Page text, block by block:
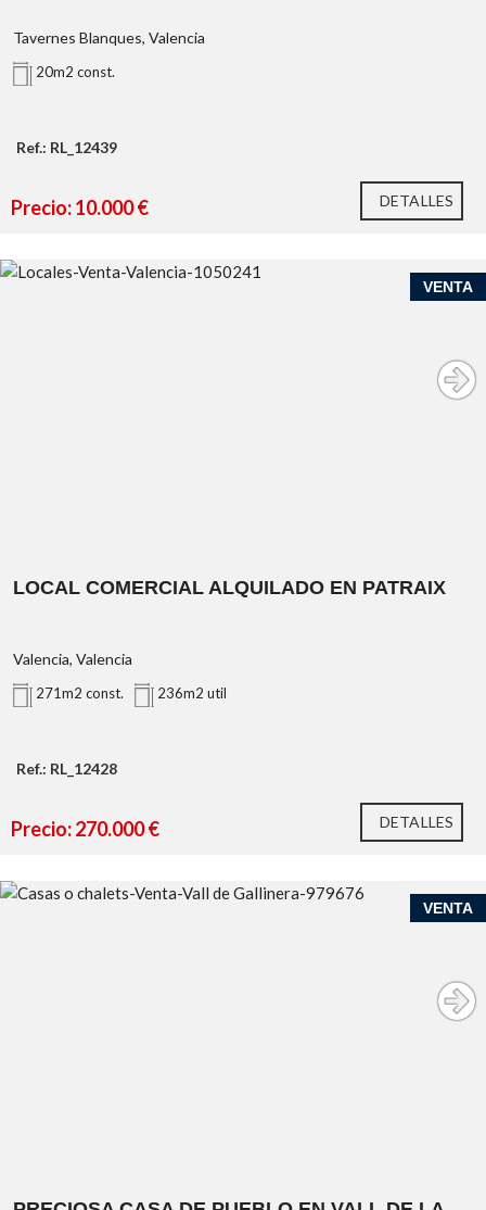
Tavernes Blanques, Valencia
20m2 const.
Ref.: RL_12439
Precio: 10.000 € DETALLES
VENTA
LOCAL COMERCIAL ALQUILADO EN PATRAIX
Valencia, Valencia
271m2 const. 236m2 util
Ref.: RL_12428
Precio: 270.000 € DETALLES
VENTA